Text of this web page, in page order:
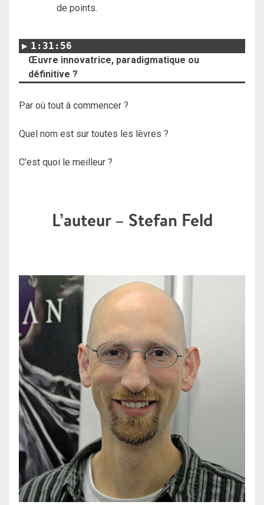
de points.
1:31:56
Œuvre innovatrice, paradigmatique ou
définitive ?
Par où tout à commencer ?
Quel nom est sur toutes les lèvres ?
C’est quoi le meilleur ?
L’auteur – Stefan Feld